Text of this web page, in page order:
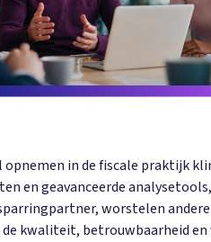
in de fiscale praktijk
en geavanceerde
worstelen
kwaliteit, betrouwbaarheid en